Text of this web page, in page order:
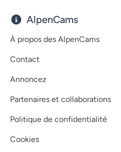
AlpenCams
À propos des AlpenCams
Contact
Annoncez
Partenaires et collaborations
Politique de confidentialité
Cookies